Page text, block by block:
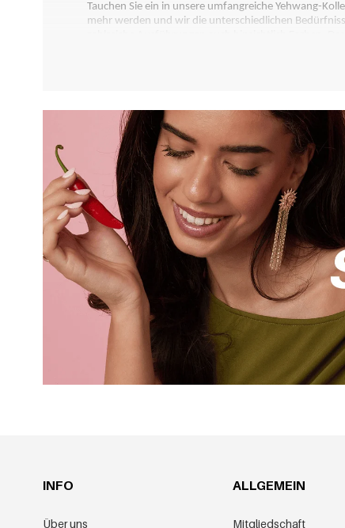
Tauchen Sie ein in unsere umfangreiche Yehwang-
mehr werden und wir die unterschiedlichen
Viele Branchen, ein Großhandel
Egal, ob Sie Einzelhändler, Modeboutique-Besitzer
zu attraktiven Preisen. Wir unterstützen Sie dabei,
als solcher auf unserer Homepage gelistet und
Die Größe Ihres Geschäfts spielt dabei eine
von 50 € Bestellungen aufgeben – perfekt zum
Röcke aus dem Großhandel zum besten Preis
Wie bei den meisten Großhändlern profitieren Sie
ab einem Bestellwert von 200 € sichern Sie sich so 10
erste Bestellung. Darüber hinaus erhalten exklusive
Mit monatlichen Werbeaktionen, täglichen
immer zum besten Preis, ohne beim Design oder der
Im Großhandel Röcke bestellen war nie einfacher
Sie suchen nach den aktuellsten Trends und
INFO
Über uns
ALLGEMEIN
Mitgliedschaft